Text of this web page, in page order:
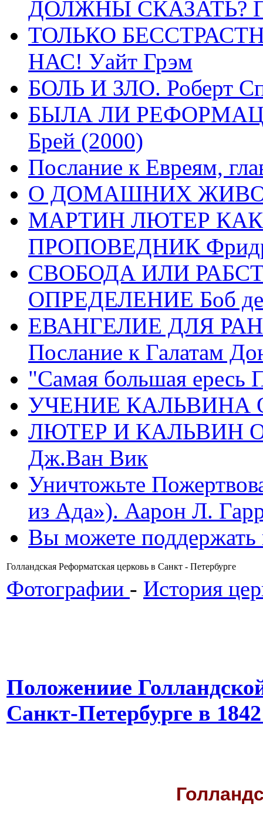
ДОЛЖНЫ СКАЗАТЬ?
ТОЛЬКО
НАС! Уайт Грэм
БОЛЬ И ЗЛО. Роберт
БЫЛА ЛИ
Брей (2000)
Послание к Евреям,
О ДОМАШНИХ
МАРТИН ЛЮТЕР
ПРОПОВЕДНИК
СВОБОДА ИЛИ
ОПРЕДЕЛЕНИЕ Боб де
ЕВАНГЕЛИЕ ДЛЯ
Послание к Галатам
"Самая большая ересь
УЧЕНИЕ КАЛЬВИНА
ЛЮТЕР И КАЛЬВИН
Дж.Ван Вик
Уничтожьте
из Ада»). Аарон Л.
Вы можете
Голландская Реформатская церковь в Санкт - Петербурге
Фотографии - История
Положениие
Санкт-Петербурге в